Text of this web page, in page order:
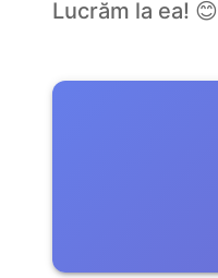
Lucrăm la ea! 😊